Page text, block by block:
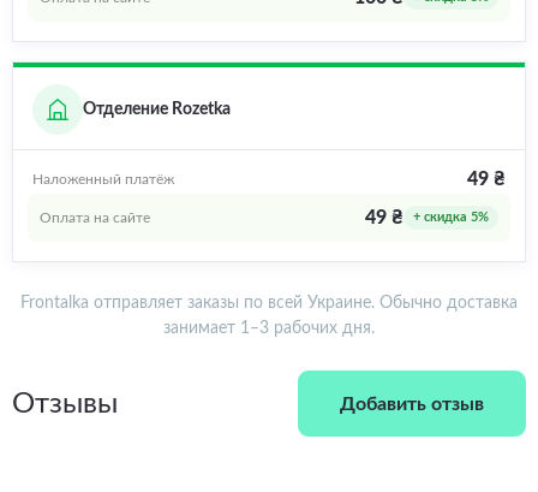
Отделение Rozetka
Наложенный платёж 49 ₴
Оплата на сайте 49 ₴ + скидка 5%
Frontalka отправляет заказы по всей Украине. Обычно доставка
занимает 1–3 рабочих дня.
Отзывы Добавить отзыв